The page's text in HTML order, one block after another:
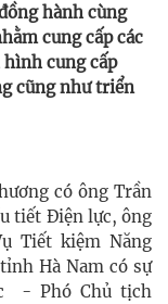
hành cùng
cung cấp các
cung cấp
cũng như triển
có ông Trần
tiết Điện lực, ông
Tiết kiệm Năng
Hà Nam có sự
- Phó Chủ tịch